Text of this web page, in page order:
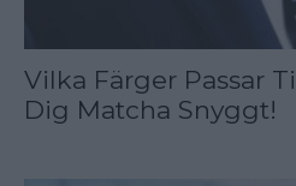
Vilka Färger Passar
Dig Matcha Snyggt!